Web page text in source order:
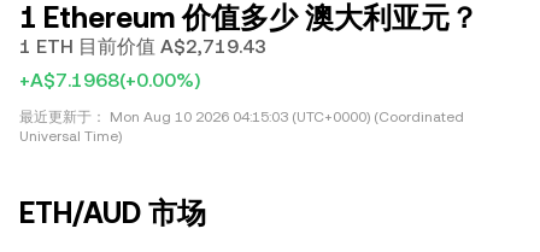
1 Ethereum 价值多少 澳大利亚元？
1 ETH 目前价值 A$2,719.43
+A$7.1968(+0.00%)
最近更新于：
Mon Aug 10 2026 04:15:03 (UTC+0000) (Coordinated
Universal Time)
ETH/AUD 市场